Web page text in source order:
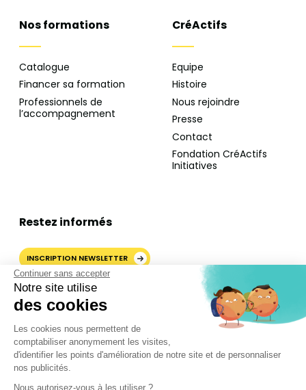
Continuer sans accepter
Notre site utilise
des cookies
Les cookies nous permettent de
comptabiliser anonymement les visites,
d'identifier les points d'amélioration de notre site et de personnaliser
nos publicités.
Nous autorisez-vous à les utiliser ?
Nos formations
Catalogue
Financer sa formation
Professionnels de
l’accompagnement
CréActifs
Equipe
Histoire
Nous rejoindre
Presse
Contact
Fondation CréActifs
Initiatives
Restez informés
INSCRIPTION NEWSLETTER
AJOUTER CRÉACTIFS COMME
SOURCE PRÉFÉRÉE SUR
GOOGLE